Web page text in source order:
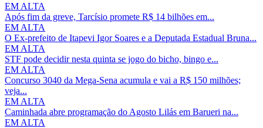
EM ALTA
Após fim da greve, Tarcísio promete R$ 14 bilhões em...
EM ALTA
O Ex-prefeito de Itapevi Igor Soares e a Deputada Estadual Bruna...
EM ALTA
STF pode decidir nesta quinta se jogo do bicho, bingo e...
EM ALTA
Concurso 3040 da Mega-Sena acumula e vai a R$ 150 milhões;
veja...
EM ALTA
Caminhada abre programação do Agosto Lilás em Barueri na...
EM ALTA